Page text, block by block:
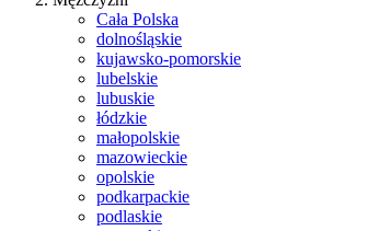
Cała Polska
dolnośląskie
kujawsko-pomorskie
lubelskie
lubuskie
łódzkie
małopolskie
mazowieckie
opolskie
podkarpackie
podlaskie